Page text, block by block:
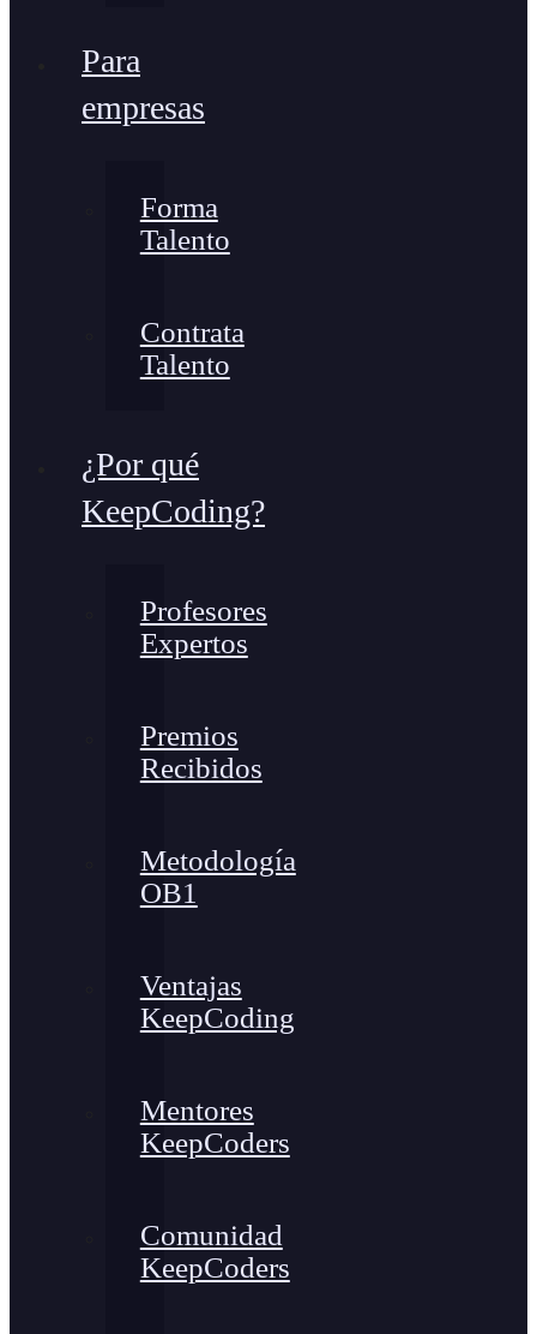
Para
empresas
Forma
Talento
Contrata
Talento
¿Por qué
KeepCoding?
Profesores
Expertos
Premios
Recibidos
Metodología
OB1
Ventajas
KeepCoding
Mentores
KeepCoders
Comunidad
KeepCoders